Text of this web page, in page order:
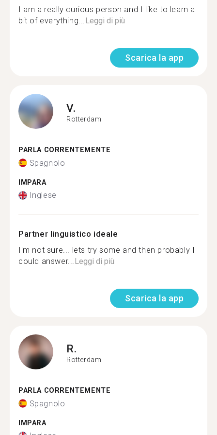
I am a really curious person and I like to learn a
bit of everything...Leggi di più
Scarica la app
V.
Rotterdam
PARLA CORRENTEMENTE
Spagnolo
IMPARA
Inglese
Partner linguistico ideale
I'm not sure... lets try some and then probably I
could answer...Leggi di più
Scarica la app
R.
Rotterdam
PARLA CORRENTEMENTE
Spagnolo
IMPARA